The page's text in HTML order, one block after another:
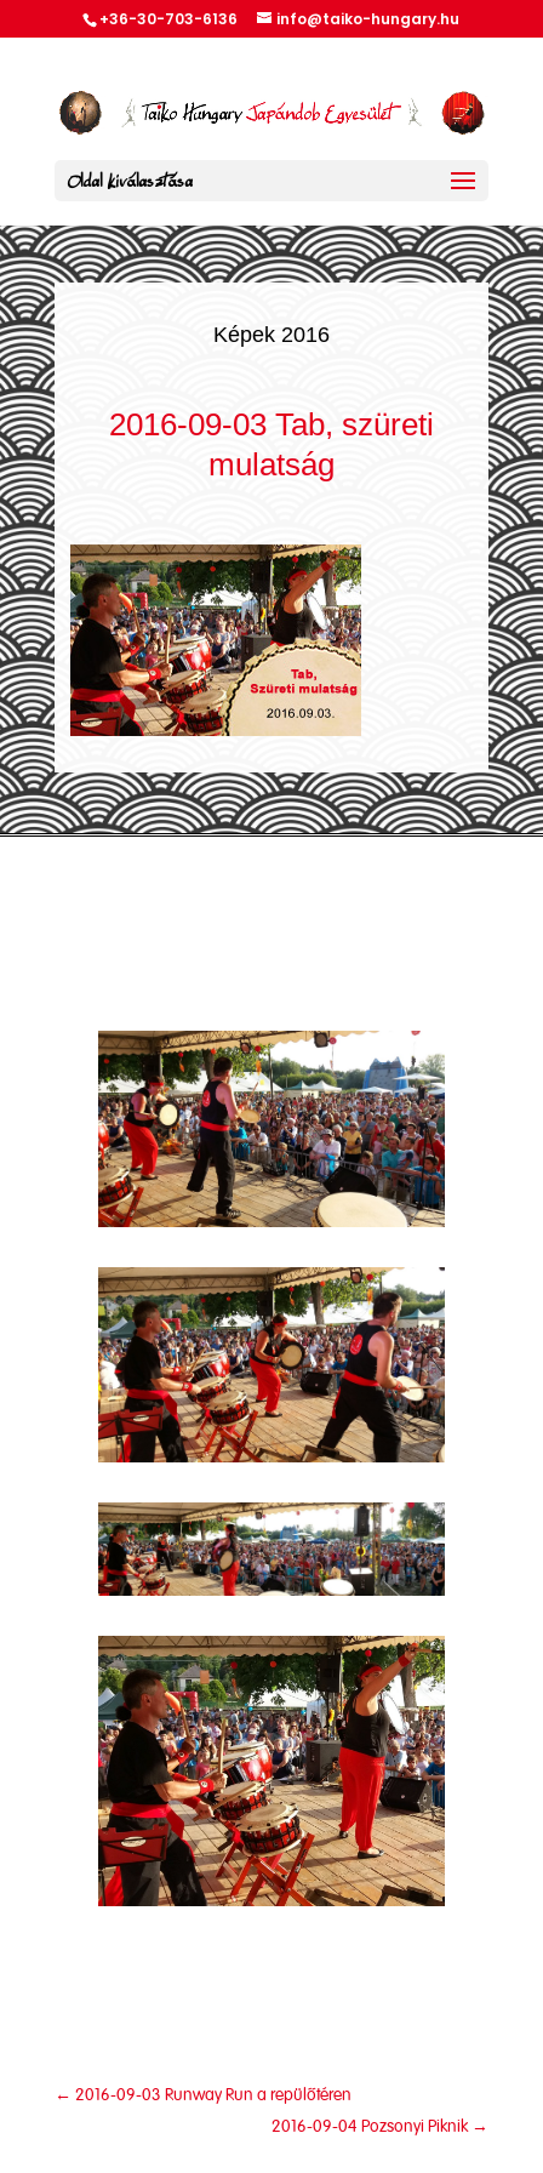
+36-30-703-6136 info@taiko-hungary.hu
Oldal kiválasztása
Képek 2016
2016-09-03 Tab, szüreti
mulatság
← 2016-09-03 Runway Run a repülőtéren
2016-09-04 Pozsonyi Piknik →